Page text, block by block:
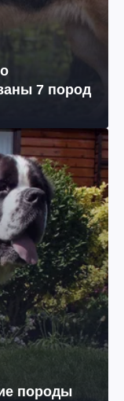
7 пород
породы